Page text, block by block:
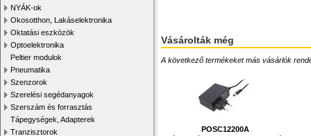
NYÁK-ok
Okosotthon, Lakáselektronika
Oktatási eszközök
Optoelektronika
Peltier modulok
Pneumatika
Szenzorok
Szerelési segédanyagok
Szerszám és forrasztás
Tápegységek, Adapterek
Tranzisztorok
Vásárolták még
A következő termékeket más vásárlók
POSC12200A